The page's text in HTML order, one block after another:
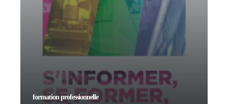
formation professionnelle